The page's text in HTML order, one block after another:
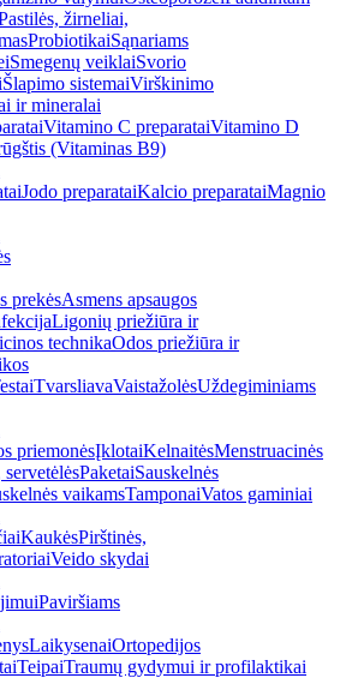
žirneliai,
ProbiotikaiSąnariams
Smegenų veiklaiSvorio
Šlapimo sistemaiVirškinimo
ir mineralai
Vitamino C preparataiVitamino D
(Vitaminas B9)
Jodo preparataiKalcio preparataiMagnio
prekėsAsmens apsaugos
Ligonių priežiūra ir
technikaOdos priežiūra ir
TvarsliavaVaistažolėsUždegiminiams
priemonėsĮklotaiKelnaitėsMenstruacinės
PaketaiSauskelnės
vaikamsTamponaiVatos gaminiai
KaukėsPirštinės,
Veido skydai
Paviršiams
LaikysenaiOrtopedijos
TeipaiTraumų gydymui ir profilaktikai